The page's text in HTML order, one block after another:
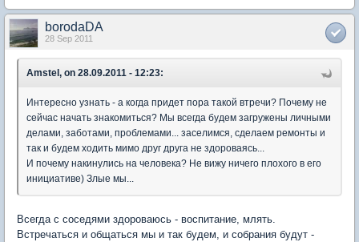
borodaDA
28 Sep 2011
Amstel, on 28.09.2011 - 12:23:
Интересно узнать - а когда придет пора такой втречи? Почему не
сейчас начать знакомиться? Мы всегда будем загружены личными
делами, заботами, проблемами... заселимся, сделаем ремонты и
так и будем ходить мимо друг друга не здороваясь...
И почему накинулись на человека? Не вижу ничего плохого в его
инициативе) Злые мы...
Всегда с соседями здороваюсь - воспитание, млять.
Встречаться и общаться мы и так будем, и собрания будут -